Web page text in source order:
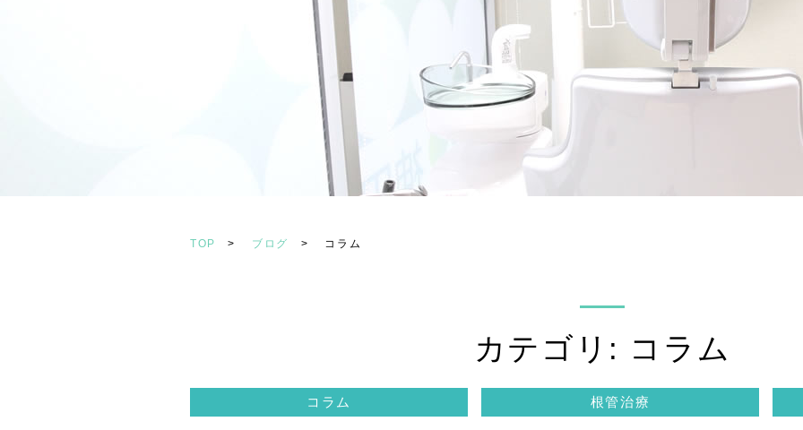
TOP > ブログ > コラム
カテゴリ: コラム
コラム 根管治療